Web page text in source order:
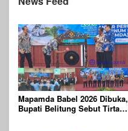
Mapamda Babel 2026 Dibuka,
Bupati Belitung Sebut Tirta